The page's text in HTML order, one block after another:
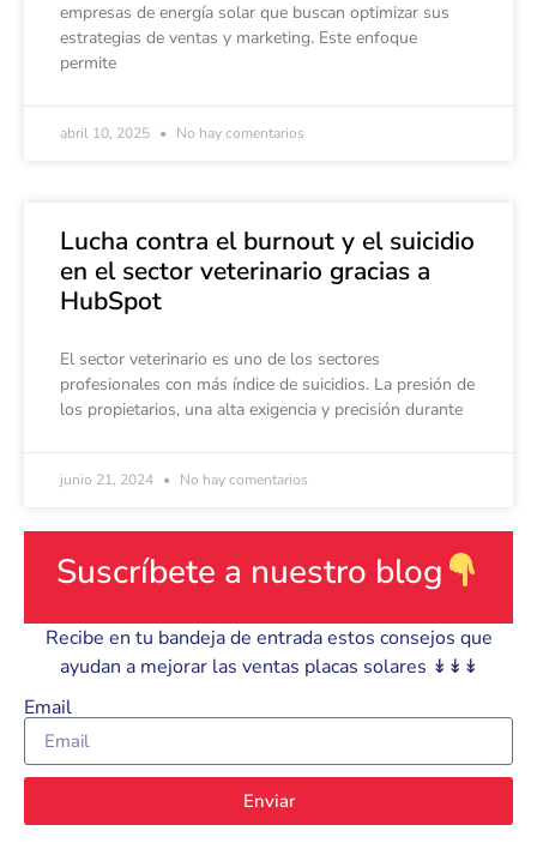
empresas de energía solar que buscan optimizar sus
estrategias de ventas y marketing. Este enfoque
permite
abril 10, 2025 No hay comentarios
Lucha contra el burnout y el suicidio
en el sector veterinario gracias a
HubSpot
El sector veterinario es uno de los sectores
profesionales con más índice de suicidios. La presión de
los propietarios, una alta exigencia y precisión durante
junio 21, 2024 No hay comentarios
Suscríbete a nuestro blog
Recibe en tu bandeja de entrada estos consejos que
ayudan a mejorar las ventas placas solares ↡↡↡
Email
Enviar